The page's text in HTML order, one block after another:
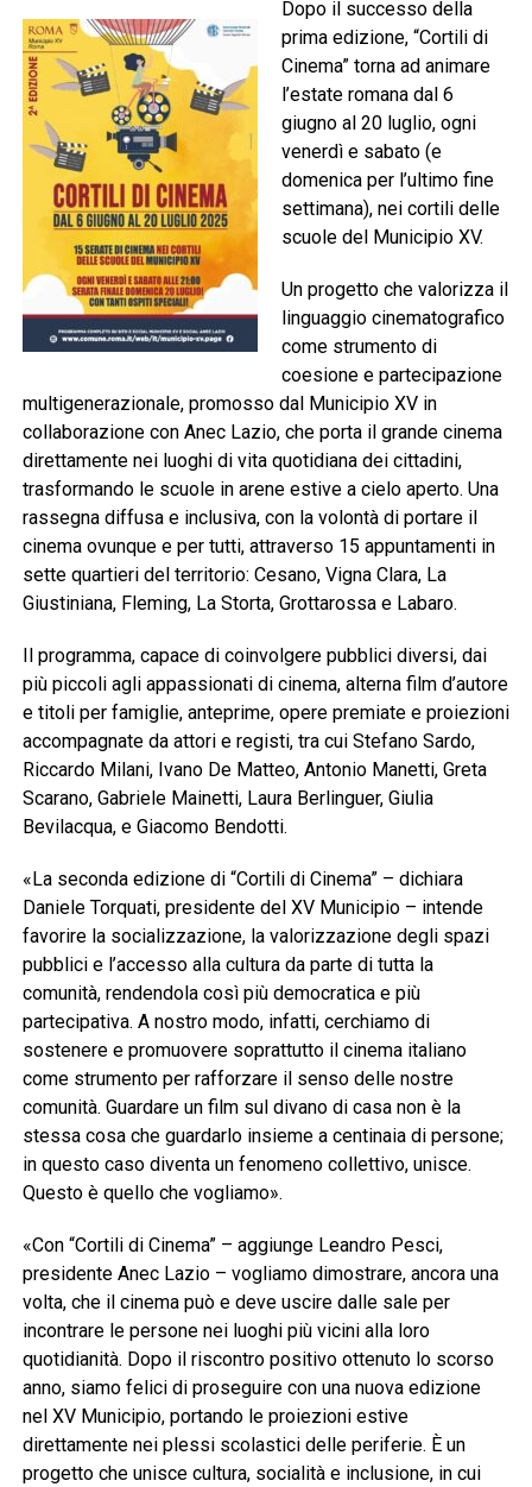
Dopo il successo della
prima edizione, “Cortili di
Cinema” torna ad animare
l’estate romana dal 6
giugno al 20 luglio, ogni
venerdì e sabato (e
domenica per l’ultimo fine
settimana), nei cortili delle
scuole del Municipio XV.
Un progetto che valorizza il
linguaggio cinematografico
come strumento di
coesione e partecipazione
multigenerazionale, promosso dal Municipio XV in
collaborazione con Anec Lazio, che porta il grande cinema
direttamente nei luoghi di vita quotidiana dei cittadini,
trasformando le scuole in arene estive a cielo aperto. Una
rassegna diffusa e inclusiva, con la volontà di portare il
cinema ovunque e per tutti, attraverso 15 appuntamenti in
sette quartieri del territorio: Cesano, Vigna Clara, La
Giustiniana, Fleming, La Storta, Grottarossa e Labaro.
Il programma, capace di coinvolgere pubblici diversi, dai
più piccoli agli appassionati di cinema, alterna film d’autore
e titoli per famiglie, anteprime, opere premiate e proiezioni
accompagnate da attori e registi, tra cui Stefano Sardo,
Riccardo Milani, Ivano De Matteo, Antonio Manetti, Greta
Scarano, Gabriele Mainetti, Laura Berlinguer, Giulia
Bevilacqua, e Giacomo Bendotti.
«La seconda edizione di “Cortili di Cinema” – dichiara
Daniele Torquati, presidente del XV Municipio – intende
favorire la socializzazione, la valorizzazione degli spazi
pubblici e l’accesso alla cultura da parte di tutta la
comunità, rendendola così più democratica e più
partecipativa. A nostro modo, infatti, cerchiamo di
sostenere e promuovere soprattutto il cinema italiano
come strumento per rafforzare il senso delle nostre
comunità. Guardare un film sul divano di casa non è la
stessa cosa che guardarlo insieme a centinaia di persone;
in questo caso diventa un fenomeno collettivo, unisce.
Questo è quello che vogliamo».
«Con “Cortili di Cinema” – aggiunge Leandro Pesci,
presidente Anec Lazio – vogliamo dimostrare, ancora una
volta, che il cinema può e deve uscire dalle sale per
incontrare le persone nei luoghi più vicini alla loro
quotidianità. Dopo il riscontro positivo ottenuto lo scorso
anno, siamo felici di proseguire con una nuova edizione
nel XV Municipio, portando le proiezioni estive
direttamente nei plessi scolastici delle periferie. È un
progetto che unisce cultura, socialità e inclusione, in cui